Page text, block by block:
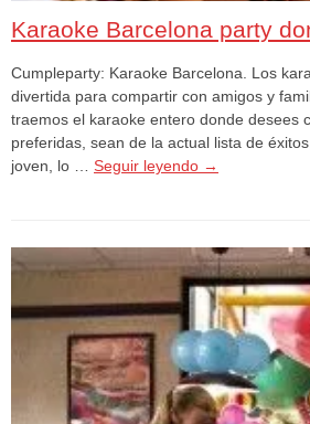
Karaoke Barcelona party
Cumpleparty: Karaoke Barcelona. Los
divertida para compartir con amigos y
traemos el karaoke entero donde desees
preferidas, sean de la actual lista de
joven, lo … Seguir leyendo →